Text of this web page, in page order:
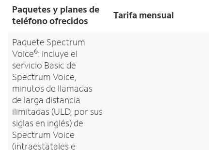
Paquetes y planes de
teléfono ofrecidos
Tarifa mensual
Paquete Spectrum
Voice6: incluye el
servicio Basic de
Spectrum Voice,
minutos de llamadas
de larga distancia
ilimitadas (ULD, por sus
siglas en inglés) de
Spectrum Voice
(intraestatales e